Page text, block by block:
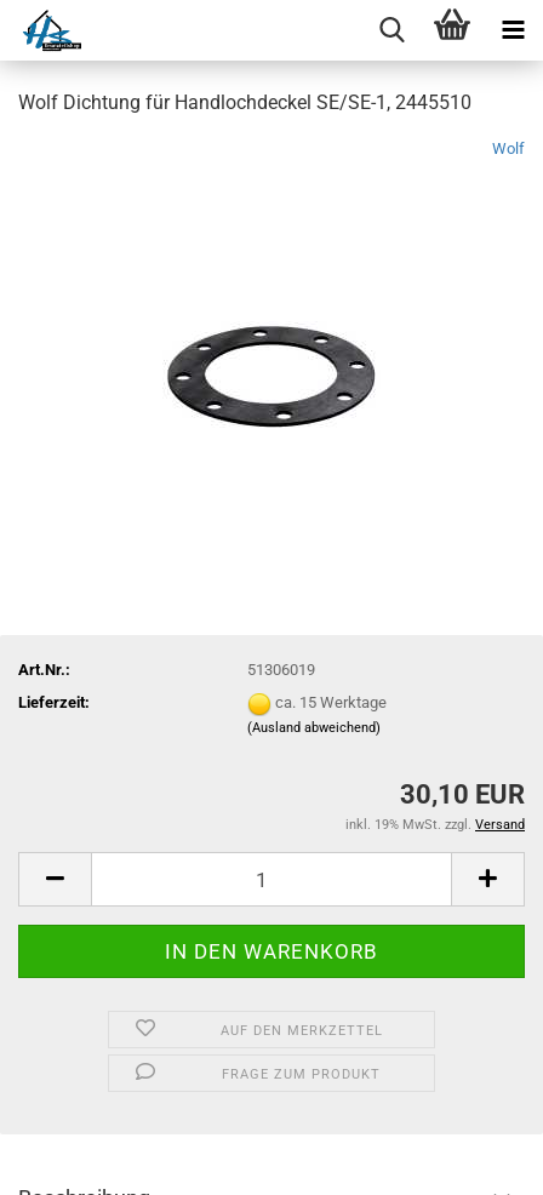
Wolf Dichtung für Handlochdeckel SE/SE-1, 2445510
Wolf
Art.Nr.:
51306019
Lieferzeit:
ca. 15 Werktage
(Ausland abweichend)
30,10 EUR
inkl. 19% MwSt. zzgl. Versand
AUF DEN MERKZETTEL
FRAGE ZUM PRODUKT